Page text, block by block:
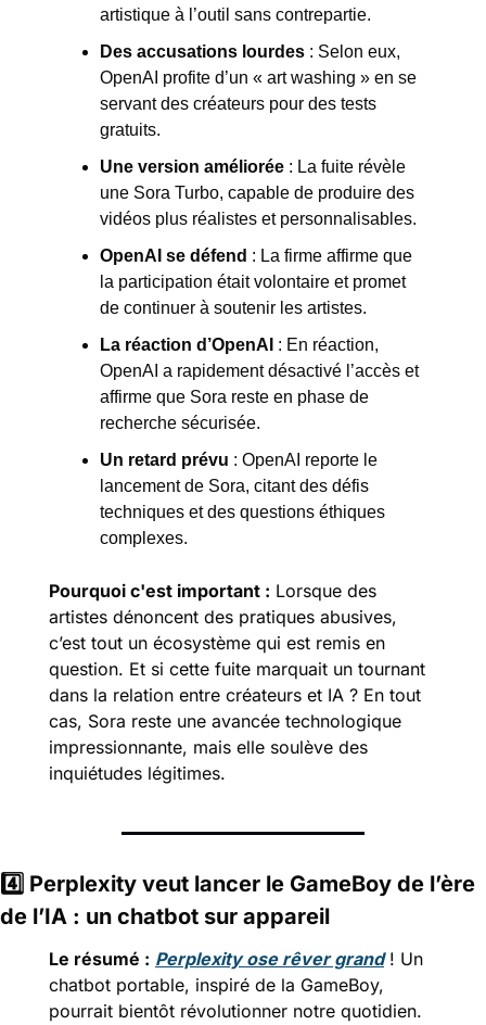
artistique à l’outil sans contrepartie.
Des accusations lourdes : Selon eux,
OpenAI profite d’un « art washing » en se
servant des créateurs pour des tests
gratuits.
Une version améliorée : La fuite révèle
une Sora Turbo, capable de produire des
vidéos plus réalistes et personnalisables.
OpenAI se défend : La firme affirme que
la participation était volontaire et promet
de continuer à soutenir les artistes.
La réaction d’OpenAI : En réaction,
OpenAI a rapidement désactivé l’accès et
affirme que Sora reste en phase de
recherche sécurisée.
Un retard prévu : OpenAI reporte le
lancement de Sora, citant des défis
techniques et des questions éthiques
complexes.
Pourquoi c'est important : Lorsque des
artistes dénoncent des pratiques abusives,
c’est tout un écosystème qui est remis en
question. Et si cette fuite marquait un tournant
dans la relation entre créateurs et IA ? En tout
cas, Sora reste une avancée technologique
impressionnante, mais elle soulève des
inquiétudes légitimes.
4️⃣ Perplexity veut lancer le GameBoy de l’ère
de l’IA : un chatbot sur appareil
Le résumé : Perplexity ose rêver grand ! Un
chatbot portable, inspiré de la GameBoy,
pourrait bientôt révolutionner notre quotidien.